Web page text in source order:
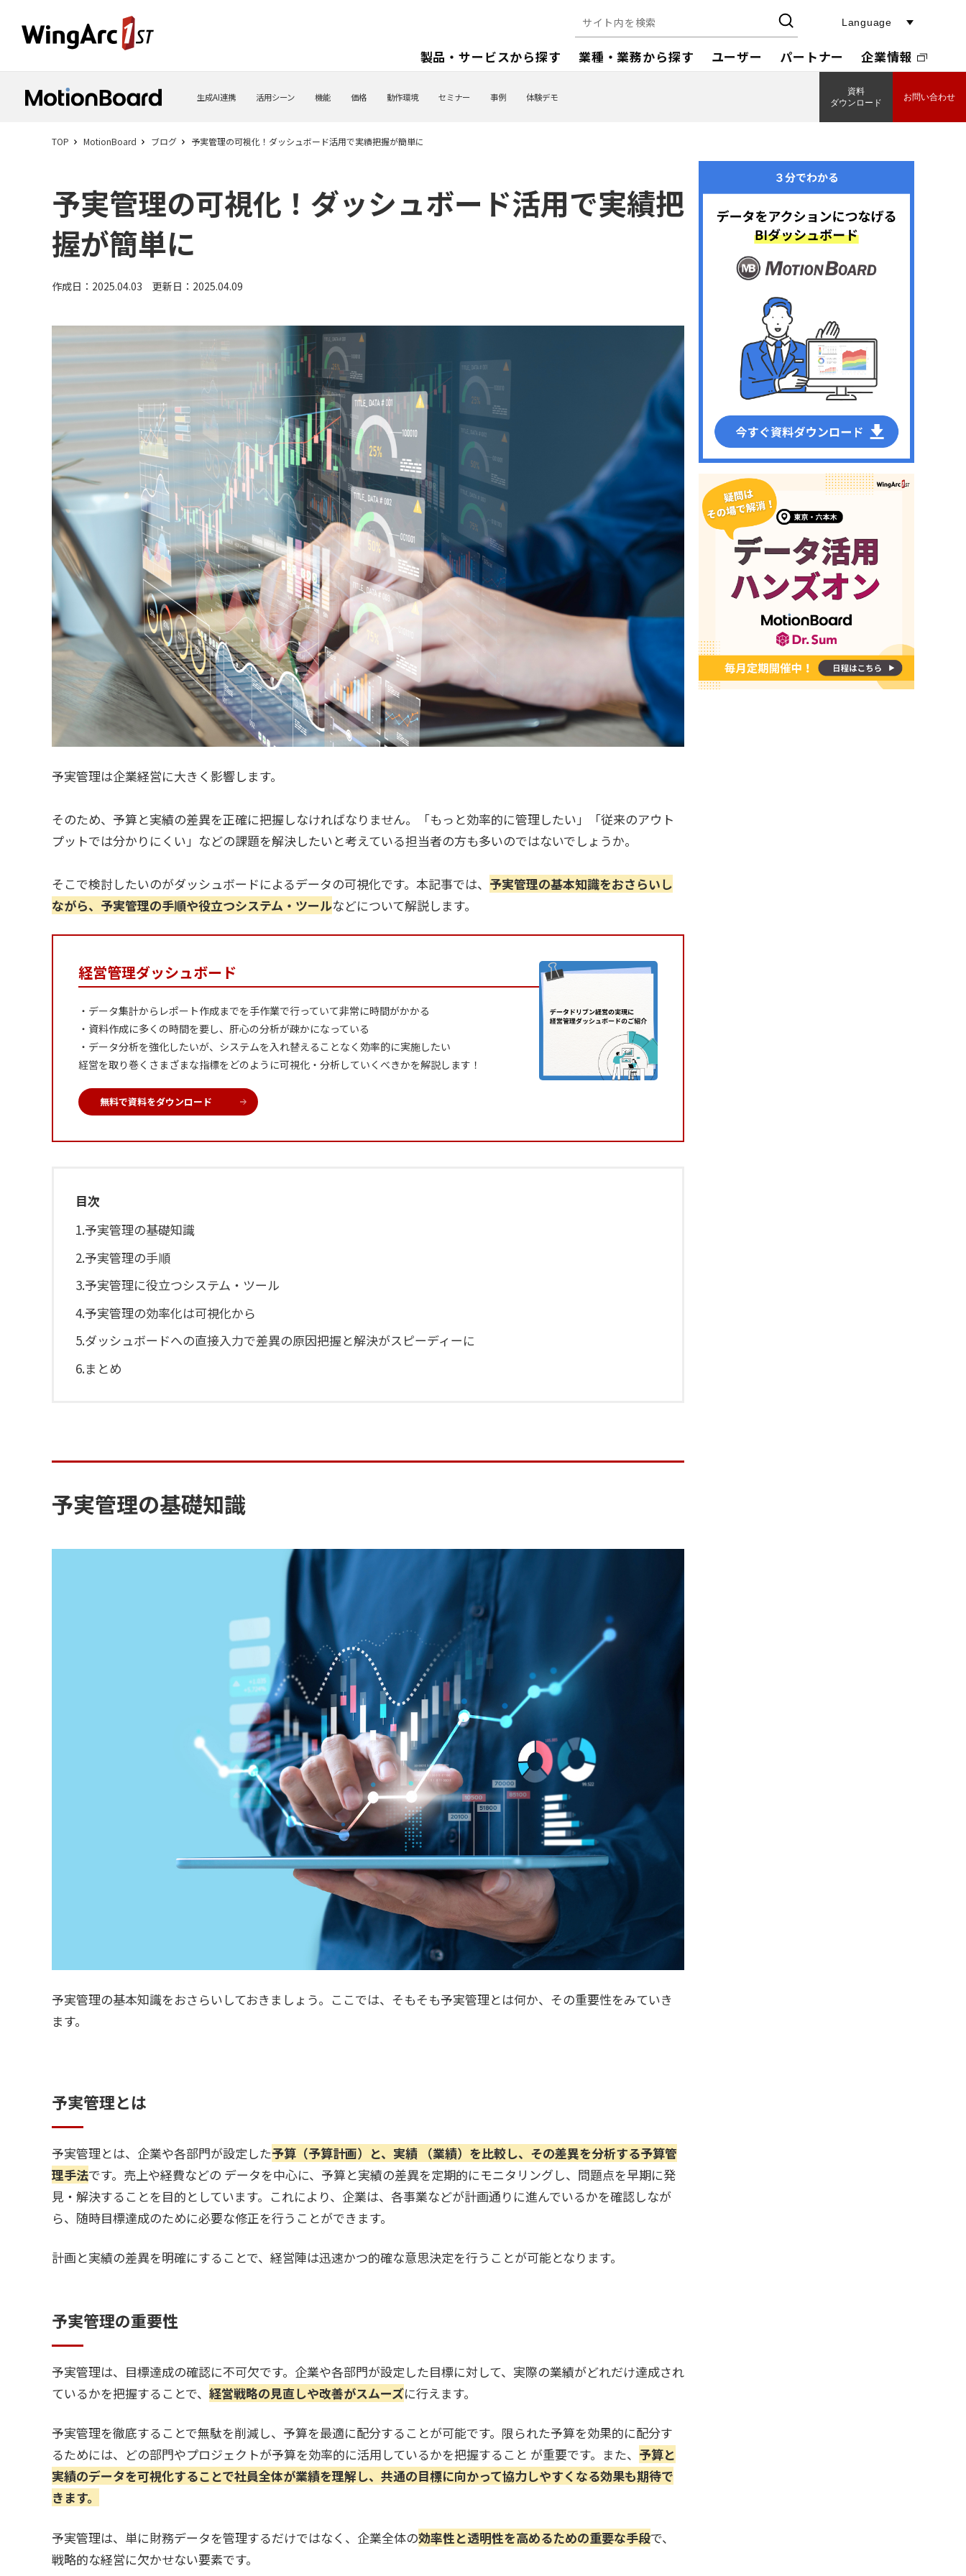
製品・サービスから探す 業種・業務から探す ユーザー パートナー 企業情報
Language
生成AI連携 活用シーン 機能 価格 動作環境 セミナー 事例 体験デモ
資料
ダウンロード
お問い合わせ
TOP MotionBoard ブログ 予実管理の可視化！ダッシュボード活用で実績把握が簡単に
予実管理の可視化！ダッシュボード活用で実績把
握が簡単に
作成日：2025.04.03 更新日：2025.04.09
予実管理は企業経営に大きく影響します。
そのため、予算と実績の差異を正確に把握しなければなりません。「もっと効率的に管理したい」「従来のアウト
プットでは分かりにくい」などの課題を解決したいと考えている担当者の方も多いのではないでしょうか。
そこで検討したいのがダッシュボードによるデータの可視化です。本記事では、 予実管理の基本知識をおさらいし
ながら、予実管理の手順や役立つシステム・ツールなどについて解説します。
経営管理ダッシュボード
・データ集計からレポート作成までを手作業で行っていて非常に時間がかかる
・資料作成に多くの時間を要し、肝心の分析が疎かになっている
・データ分析を強化したいが、システムを入れ替えることなく効率的に実施したい
経営を取り巻くさまざまな指標をどのように可視化・分析していくべきかを解説します！
無料で資料をダウンロード
目次
1.予実管理の基礎知識
2.予実管理の手順
3.予実管理に役立つシステム・ツール
4.予実管理の効率化は可視化から
5.ダッシュボードへの直接入力で差異の原因把握と解決がスピーディーに
6.まとめ
予実管理の基礎知識
予実管理の基本知識をおさらいしておきましょう。ここでは、そもそも予実管理とは何か、その重要性をみていき
ます。
予実管理とは
予実管理とは、企業や各部門が設定した予算（予算計画）と、実績 （業績）を比較し、その差異を分析する予算管
理手法です。売上や経費などの データを中心に、予算と実績の差異を定期的にモニタリングし、問題点を早期に発
見・解決することを目的としています。これにより、企業は、各事業などが計画通りに進んでいるかを確認しなが
ら、随時目標達成のために必要な修正を行うことができます。
計画と実績の差異を明確にすることで、経営陣は迅速かつ的確な意思決定を行うことが可能となります。
予実管理の重要性
予実管理は、目標達成の確認に不可欠です。企業や各部門が設定した目標に対して、実際の業績がどれだけ達成され
ているかを把握することで、 経営戦略の見直しや改善がスムーズに行えます。
予実管理を徹底することで無駄を削減し、予算を最適に配分することが可能です。限られた予算を効果的に配分す
るためには、どの部門やプロジェクトが予算を効率的に活用しているかを把握すること が重要です。また、 予算と
実績のデータを可視化することで社員全体が業績を理解し、共通の目標に向かって協力しやすくなる効果も期待で
きます。
予実管理は、単に財務データを管理するだけではなく、企業全体の効率性と透明性を高めるための重要な手段で、
戦略的な経営に欠かせない要素です。